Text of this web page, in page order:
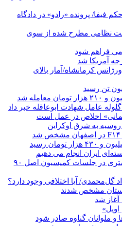
فیفا/ پرونده «رادو» در دادگاه
نظامی مطرح شده از سوی
فراهم شود
آمریکا شد
اورژانس کرمانشاه/آمار بالای
گلوله عامل شهادت ابوعاقله خبر داد
اخلاص در عمل است
به شرق اوکراین
ایران انجام می دهیم
وزرای اقتصاد، صمت و دادگستری در جلسات کمیسیون اصل ۹۰
گل‌محمدی/ آیا اختلافی وجود دارد؟
ملوانان گناوه صادر شود